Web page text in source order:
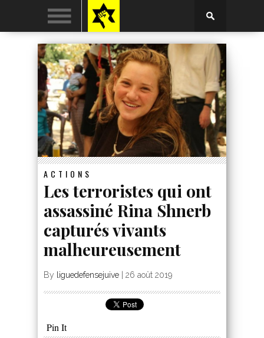
ACTIONS
Les terroristes qui ont
assassiné Rina Shnerb
capturés vivants
malheureusement
By liguedefensejuive 26 août 2019
Pin It